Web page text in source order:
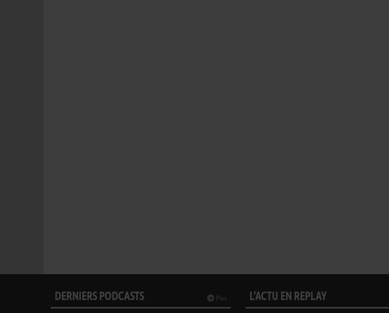
Plus
DERNIERS PODCASTS L'ACTU EN REPLAY